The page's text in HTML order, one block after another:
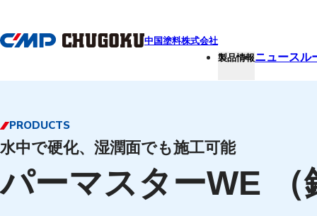
中国塗料株式会社
製品情報ニュースル
PRODUCTS
水中で硬化、湿潤面でも施工可能
パーマスターWE （